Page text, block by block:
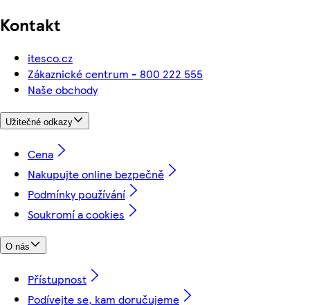
Kontakt
itesco.cz
Zákaznické centrum - 800 222 555
Naše obchody
Užitečné odkazy
Cena
Nakupujte online bezpečně
Podmínky používání
Soukromí a cookies
O nás
Přístupnost
Podívejte se, kam doručujeme